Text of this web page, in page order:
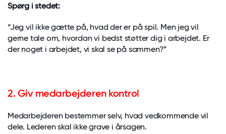
Spørg i stedet:
“Jeg vil ikke gætte på, hvad der er på spil. Men jeg vil
gerne tale om, hvordan vi bedst støtter dig i arbejdet. Er
der noget i arbejdet, vi skal se på sammen?”
2. Giv medarbejderen kontrol
Medarbejderen bestemmer selv, hvad vedkommende vil
dele. Lederen skal ikke grave i årsagen.